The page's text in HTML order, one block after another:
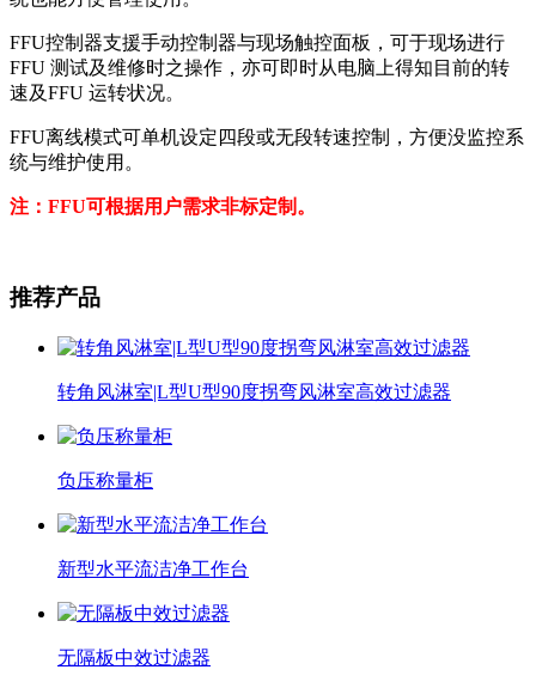
FFU控制器支援手动控制器与现场触控面板，可于现场进行
FFU 测试及维修时之操作，亦可即时从电脑上得知目前的转
速及FFU 运转状况。
FFU离线模式可单机设定四段或无段转速控制，方便没监控系
统与维护使用。
注：FFU可根据用户需求非标定制。
推荐产品
转角风淋室|L型U型90度拐弯风淋室高效过滤器
负压称量柜
新型水平流洁净工作台
无隔板中效过滤器